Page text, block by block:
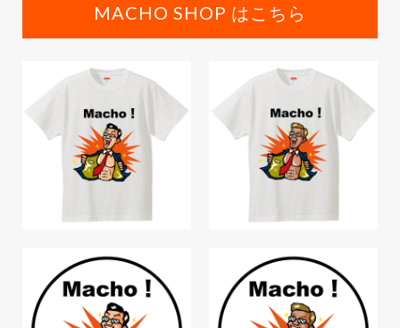
MACHO SHOP はこちら